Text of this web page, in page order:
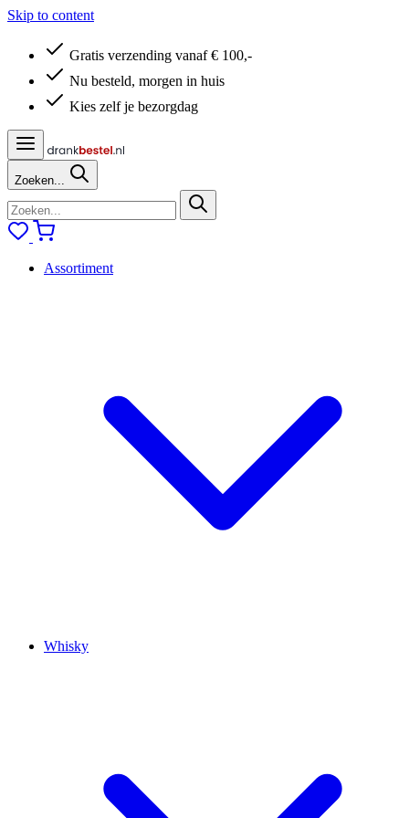
Skip to content
Gratis verzending vanaf € 100,-
Nu besteld, morgen in huis
Kies zelf je bezorgdag
Zoeken...
Assortiment
Whisky